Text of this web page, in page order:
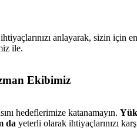
anlayarak, sizin için
ile.
Ekibimiz
hedeflerimize katanamayın.
da yeterli olarak ihtiyaçlarınızı